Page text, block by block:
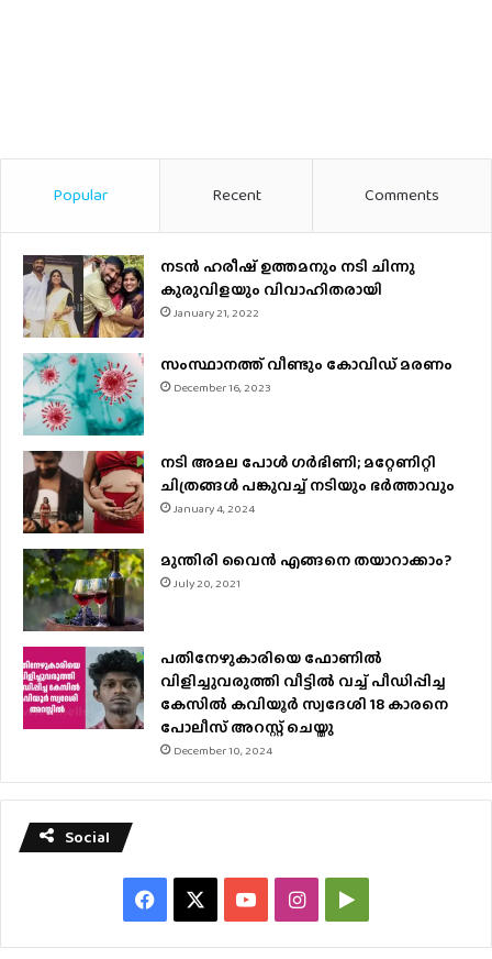
Popular Recent Comments
നടന്‍ ഹരീഷ് ഉത്തമനും നടി ചിന്നു
കുരുവിളയും വിവാഹിതരായി
January 21, 2022
സംസ്ഥാനത്ത് വീണ്ടും കോവിഡ് മരണം
December 16, 2023
നടി അമല പോൾ ​ഗർഭിണി; മറ്റേണിറ്റി
ചിത്രങ്ങള്‍ പങ്കുവച്ച് നടിയും ഭർത്താവും
January 4, 2024
മുന്തിരി വൈന്‍ എങ്ങനെ തയാറാക്കാം?
July 20, 2021
പതിനേഴുകാരിയെ ഫോണിൽ
വിളിച്ചുവരുത്തി വീട്ടിൽ വച്ച് പീഡിപ്പിച്ച
കേസിൽ കവിയൂർ സ്വദേശി 18 കാരനെ
പോലീസ് അറസ്റ്റ് ചെയ്തു
December 10, 2024
Social
Facebook YouTubeInstagramGoogle
Play